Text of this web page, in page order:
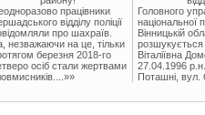
працівники
відділу поліції
про шахраїв.
незважаючи на це, тільки
березня 2018-го
осіб стали жертвами
Головного
національної
Вінницькій
розшукується
Віталіївна
27.04.1996
Поташні, вул.